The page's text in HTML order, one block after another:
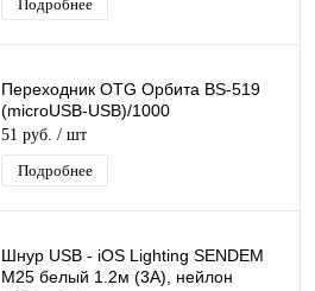
Подробнее
Переходник OTG Орбита BS-519
(microUSB-USB)/1000
51 руб. / шт
Подробнее
Шнур USB - iOS Lighting SENDEM
M25 белый 1.2м (3А), нейлон